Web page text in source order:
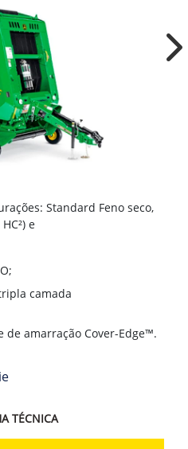
Standard Feno seco,
e
camada
de amarração Cover-Edge™.
TÉCNICA